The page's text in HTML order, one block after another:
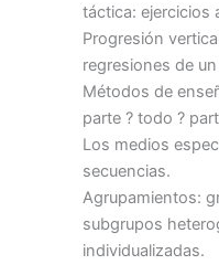
táctica: ejercicios
Progresión
regresiones de
Métodos de
parte ? todo ?
Los medios
secuencias.
Agrupamientos:
subgrupos
individualizadas.